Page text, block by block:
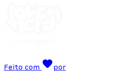
Feito com
por